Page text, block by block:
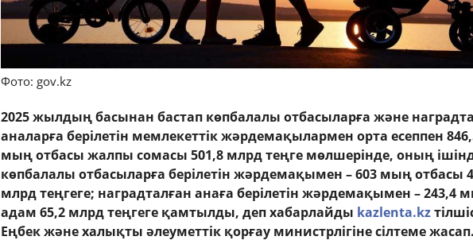
Фото: gov.kz
2025 жылдың басынан бастап көпбалалы отбасыларға және
аналарға берілетін мемлекеттік жәрдемақылармен орта есеппен
мың отбасы жалпы сомасы 501,8 млрд теңге мөлшерінде, оның
көпбалалы отбасыларға берілетін жәрдемақымен – 603 мың отбасы
млрд теңгеге; наградталған анаға берілетін жәрдемақымен – 243,4
адам 65,2 млрд теңгеге қамтылды, деп хабарлайды kazlenta.kz
Еңбек және халықты әлеуметтік қорғау министрлігіне сілтеме жасап.